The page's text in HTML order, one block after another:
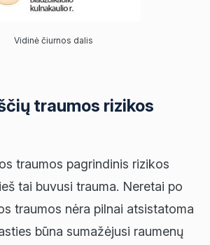
Vidinė čiurnos dalis
traumos rizikos
traumos pagrindinis rizikos
tai buvusi trauma. Neretai po
traumos nėra pilnai atsistatoma
būna sumažėjusi raumenų